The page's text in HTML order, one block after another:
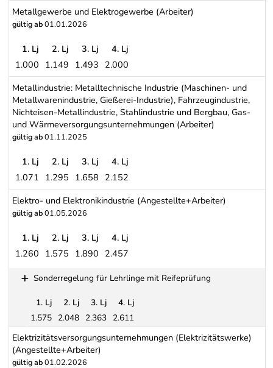
Metallgewerbe und Elektrogewerbe (Arbeiter)
gültig ab01.01.2026
Metallgewerbe und Elektrogewerbe (Arbeiter)
1. Lj 2. Lj 3. Lj
4. Lj
1.000 1.149 1.493 2.000
Metallindustrie: Metalltechnische Industrie (Maschinen- und
Metallwarenindustrie, Gießerei-Industrie), Fahrzeugindustrie,
Nichteisen-Metallindustrie, Stahlindustrie und Bergbau, Gas-
und Wärmeversorgungsunternehmungen (Arbeiter)
gültig ab01.11.2025
Metallindustrie: Metalltechnische Industrie (Maschinen- und
1. Lj 2. Lj 3. Lj
4. Lj
1.071 1.295 1.658 2.152
Elektro- und Elektronikindustrie (Angestellte+Arbeiter)
gültig ab01.05.2026
1. Lj 2. Lj 3. Lj
4. Lj
1.260 1.575 1.890 2.457
Sonderregelung für Lehrlinge mit Reifeprüfung
Sonderregelung für Lehrlinge mit Reifeprüfung
1. Lj 2. Lj 3. Lj
4. Lj
1.575 2.048 2.363 2.611
Elektrizitätsversorgungsunternehmungen (Elektrizitätswerke)
(Angestellte+Arbeiter)
gültig ab01.02.2026